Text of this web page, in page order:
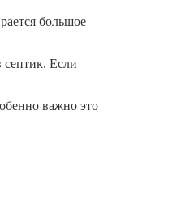
большое
септик. Если
важно это